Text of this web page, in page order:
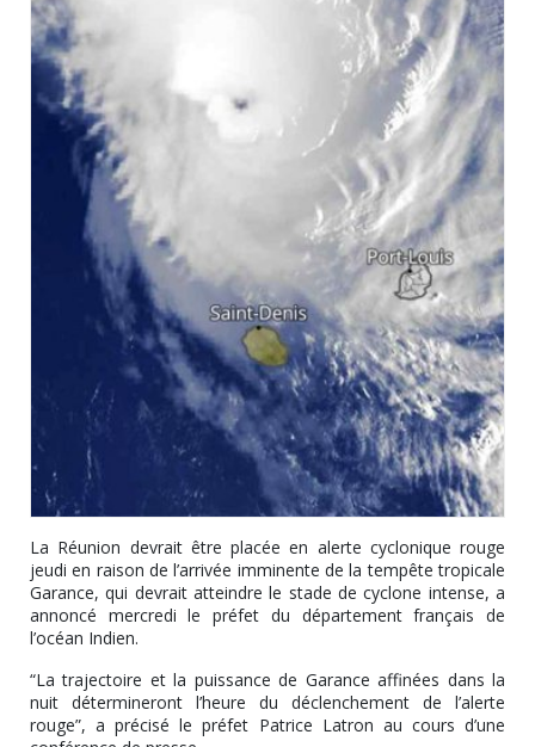
La Réunion devrait être placée en alerte cyclonique rouge
jeudi en raison de l’arrivée imminente de la tempête tropicale
Garance, qui devrait atteindre le stade de cyclone intense, a
annoncé mercredi le préfet du département français de
l’océan Indien.
“La trajectoire et la puissance de Garance affinées dans la
nuit détermineront l’heure du déclenchement de l’alerte
rouge”, a précisé le préfet Patrice Latron au cours d’une